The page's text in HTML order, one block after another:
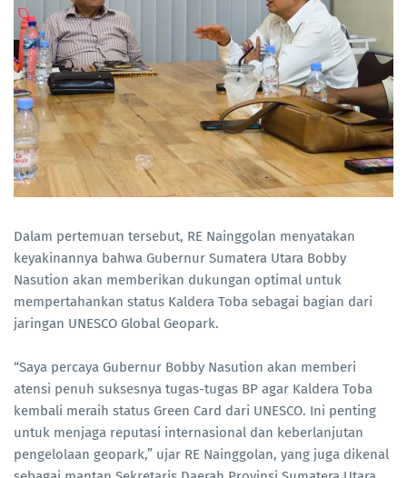
Dalam pertemuan tersebut, RE Nainggolan menyatakan
keyakinannya bahwa Gubernur Sumatera Utara Bobby
Nasution akan memberikan dukungan optimal untuk
mempertahankan status Kaldera Toba sebagai bagian dari
jaringan UNESCO Global Geopark.
“Saya percaya Gubernur Bobby Nasution akan memberi
atensi penuh suksesnya tugas-tugas BP agar Kaldera Toba
kembali meraih status Green Card dari UNESCO. Ini penting
untuk menjaga reputasi internasional dan keberlanjutan
pengelolaan geopark,” ujar RE Nainggolan, yang juga dikenal